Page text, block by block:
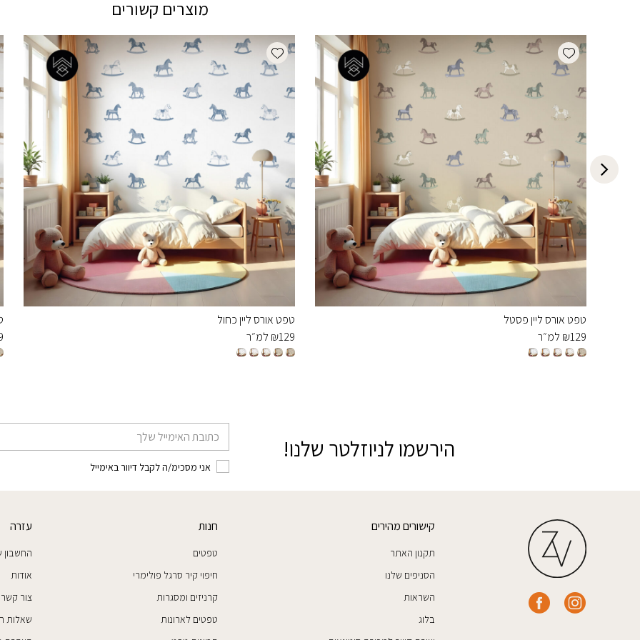
מוצרים קשורים
Add wishlist
טפט אורס ליין פסטל
₪129 למ״ר
Add wishlist
טפט אורס ליין כחול
₪129 למ״ר
הירשמו לניוזלטר שלנו!
אני מסכימ/ה לקבל דיוור באימייל
קישורים מהירים
תקנון האתר
הסניפים שלנו
השראות
בלוג
חנות
טפטים
חיפוי קיר סרגל פולימרי
קרניזים ומסגרות
טפטים לארונות
עזרה
החשבון
אודות
צור קשר
שאלות